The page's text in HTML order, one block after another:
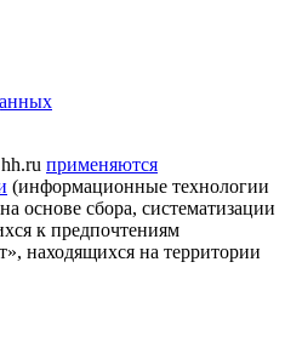
применяются
(информационные технологии
основе сбора, систематизации
к предпочтениям
находящихся на территории